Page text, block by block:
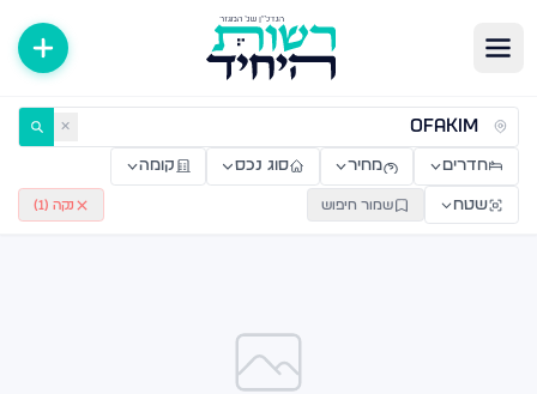
דירות למכירה ולהשכרה — רשות היחיד ✕
חדרים מחיר סוג נכס קומה
שטח שמור חיפוש נקה ( 1
)